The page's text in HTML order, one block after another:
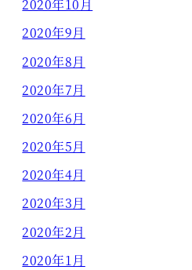
2020年10月
2020年9月
2020年8月
2020年7月
2020年6月
2020年5月
2020年4月
2020年3月
2020年2月
2020年1月